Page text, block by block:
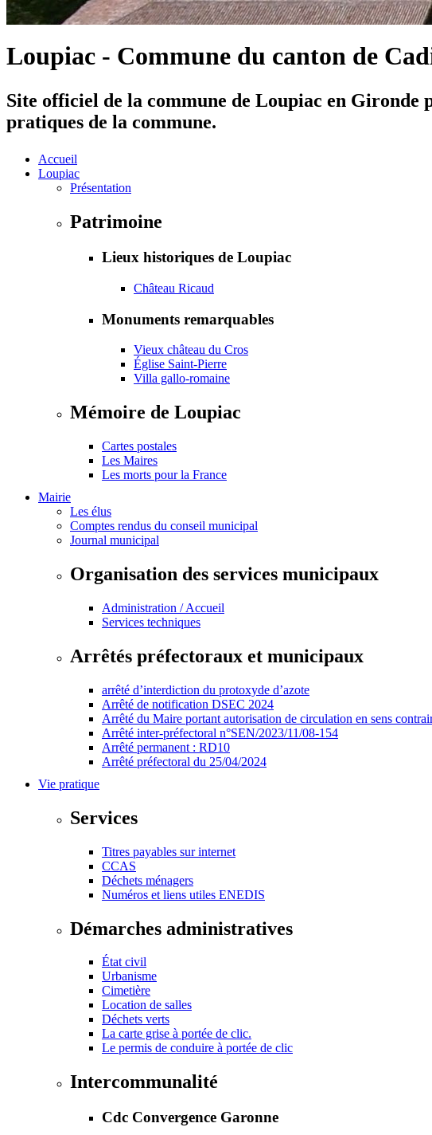
Loupiac - Commune du canton de
Site officiel de la commune de Loupiac en Gironde
pratiques de la commune.
Accueil
Loupiac
Présentation
Patrimoine
Lieux historiques de Loupiac
Château Ricaud
Monuments remarquables
Vieux château du Cros
Église Saint-Pierre
Villa gallo-romaine
Mémoire de Loupiac
Cartes postales
Les Maires
Les morts pour la France
Mairie
Les élus
Comptes rendus du conseil municipal
Journal municipal
Organisation des services municipaux
Administration / Accueil
Services techniques
Arrêtés préfectoraux et municipaux
arrêté d’interdiction du protoxyde d’azote
Arrêté de notification DSEC 2024
Arrêté du Maire portant autorisation de circulation en sens
Arrêté inter-préfectoral n°SEN/2023/11/08-154
Arrêté permanent : RD10
Arrêté préfectoral du 25/04/2024
Vie pratique
Services
Titres payables sur internet
CCAS
Déchets ménagers
Numéros et liens utiles ENEDIS
Démarches administratives
État civil
Urbanisme
Cimetière
Location de salles
Déchets verts
La carte grise à portée de clic.
Le permis de conduire à portée de clic
Intercommunalité
Cdc Convergence Garonne